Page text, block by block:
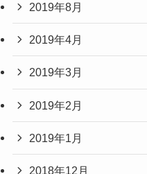
2019年8月
2019年4月
2019年3月
2019年2月
2019年1月
2018年12月